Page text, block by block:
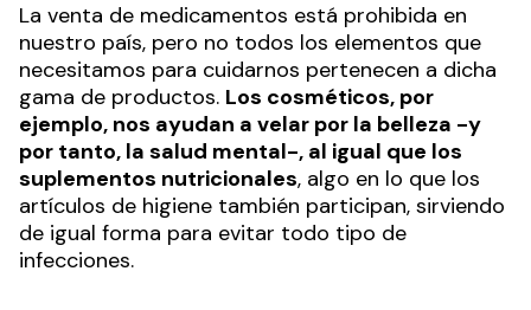
La venta de medicamentos está prohibida en
nuestro país, pero no todos los elementos que
necesitamos para cuidarnos pertenecen a dicha
gama de productos. Los cosméticos, por
ejemplo, nos ayudan a velar por la belleza -y
por tanto, la salud mental-, al igual que los
suplementos nutricionales, algo en lo que los
artículos de higiene también participan, sirviendo
de igual forma para evitar todo tipo de
infecciones.